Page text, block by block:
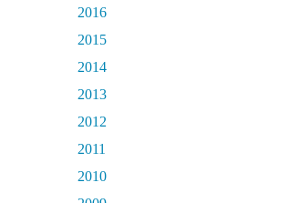
2016
2015
2014
2013
2012
2011
2010